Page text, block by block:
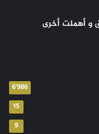
و أهملت أخرى
6٬986
15
9